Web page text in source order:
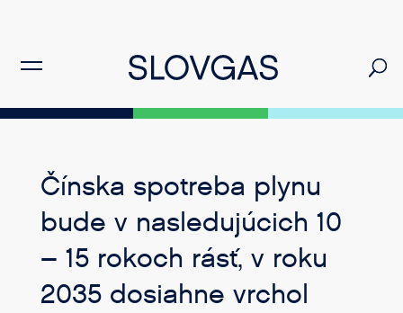
Čínska spotreba plynu
bude v nasledujúcich 10
– 15 rokoch rásť, v roku
2035 dosiahne vrchol